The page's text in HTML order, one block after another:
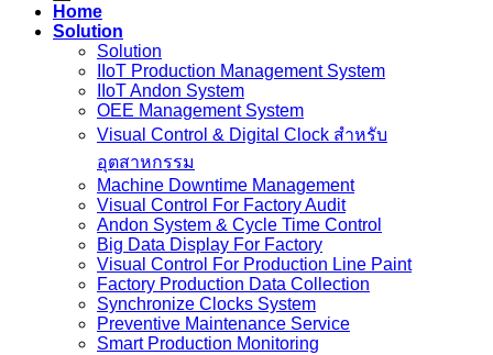
Home
Solution
Solution
IIoT Production Management System
IIoT Andon System
OEE Management System
Visual Control & Digital Clock สำหรับ
อุตสาหกรรม
Machine Downtime Management
Visual Control For Factory Audit
Andon System & Cycle Time Control
Big Data Display For Factory
Visual Control For Production Line Paint
Factory Production Data Collection
Synchronize Clocks System
Preventive Maintenance Service
Smart Production Monitoring